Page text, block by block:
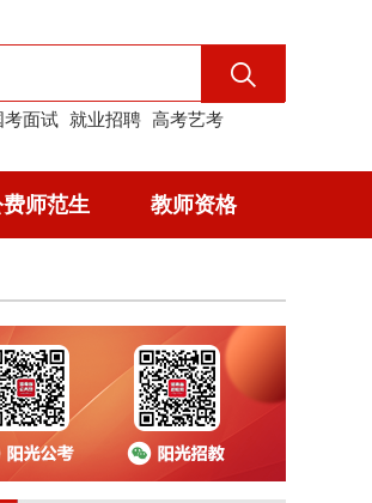
考面试 就业招聘 高考艺考
师范生 教师资格